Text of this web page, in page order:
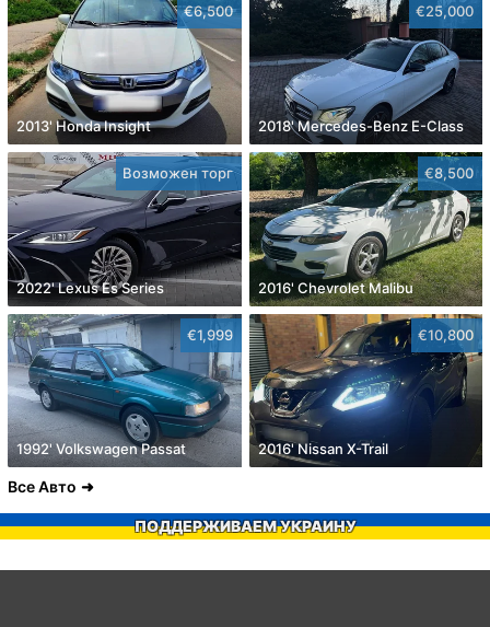
€6,500
2013' Honda Insight
€25,000
2018' Mercedes-Benz E-Class
Возможен торг
2022' Lexus Es Series
€8,500
2016' Chevrolet Malibu
€1,999
1992' Volkswagen Passat
€10,800
2016' Nissan X-Trail
Все Авто
ПОДДЕРЖИВАЕМ УКРАИНУ